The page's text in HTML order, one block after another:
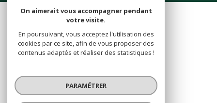
On aimerait vous accompagner pendant
votre visite.
En poursuivant, vous acceptez l'utilisation des
cookies par ce site, afin de vous proposer des
contenus adaptés et réaliser des statistiques !
PARAMÉTRER